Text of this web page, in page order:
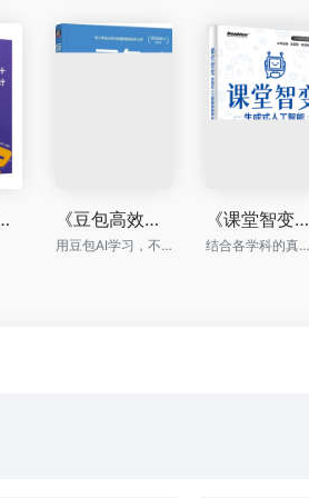
互设计》 《豆包高效学习：AI 辅助中小学生学习的方法与技巧》
用豆包AI学习，不用再报天价补习班
《课堂智变：生成式人工智能赋能学科实践》
结合各学科的真实教学案例，深入剖析文科、理科、艺术与体育等学科的独特需求